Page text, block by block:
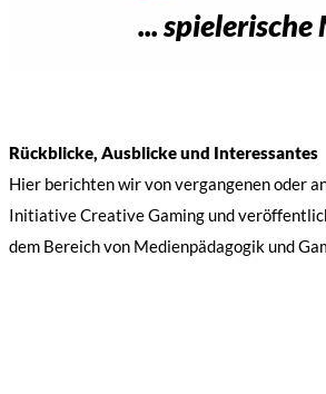
...
Rückblicke, Ausblicke und Interessantes
Hier berichten wir von vergangenen oder
Initiative Creative Gaming und
dem Bereich von Medienpädagogik und